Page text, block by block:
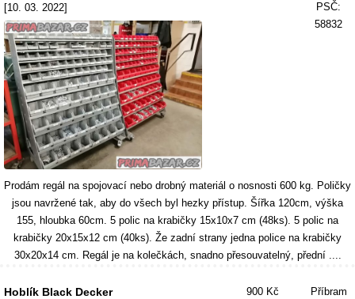
[10. 03. 2022]
PSČ:
58832
Prodám regál na spojovací nebo drobný materiál o nosnosti 600 kg. Poličky
jsou navržené tak, aby do všech byl hezky přístup. Šířka 120cm, výška
155, hloubka 60cm. 5 polic na krabičky 15x10x7 cm (48ks). 5 polic na
krabičky 20x15x12 cm (40ks). Že zadní strany jedna police na krabičky
30x20x14 cm. Regál je na kolečkách, snadno přesouvatelný, přední ....
Hoblík Black Decker 900 Kč
Příbram